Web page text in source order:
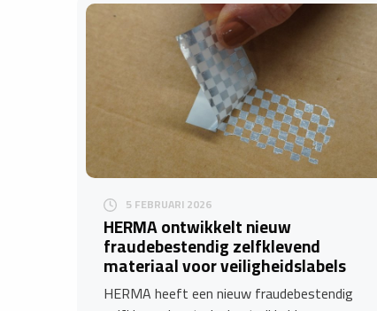
5 FEBRUARI 2026
HERMA ontwikkelt nieuw
fraudebestendig zelfklevend
materiaal voor veiligheidslabels
HERMA heeft een nieuw fraudebestendig